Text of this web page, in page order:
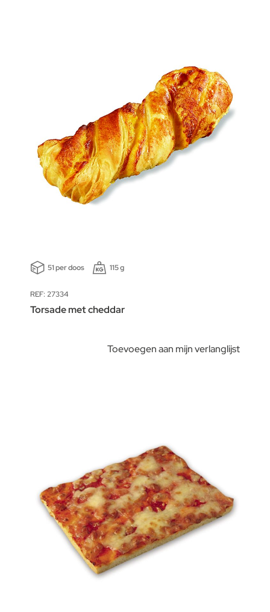
51 per doos 115 g
REF: 27334
Torsade met cheddar
Toevoegen aan mijn verlanglijst